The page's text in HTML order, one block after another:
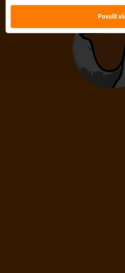
Povolit